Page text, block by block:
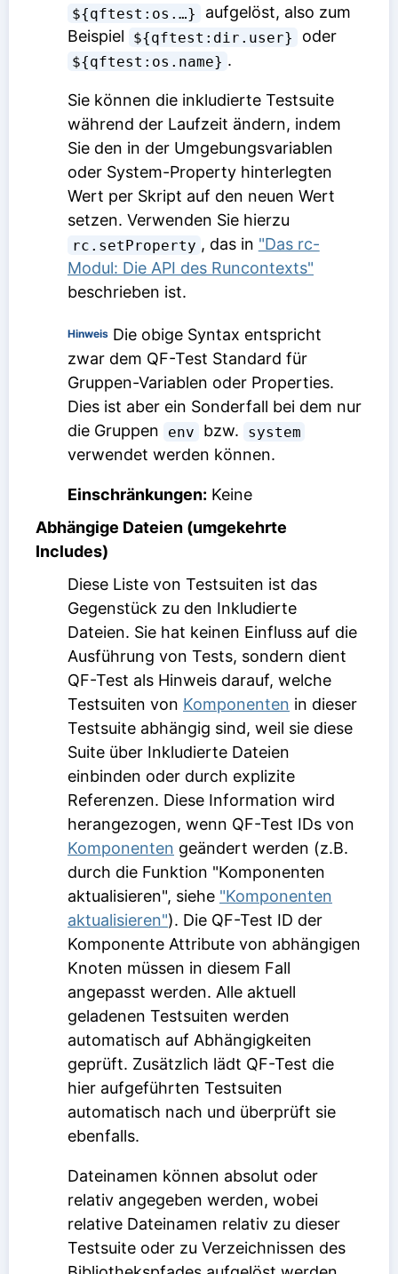
${qftest:os.…}
aufgelöst, also zum
Beispiel
${qftest:dir.user} oder
${qftest:os.name} .
Sie können die inkludierte Testsuite
während der Laufzeit ändern, indem
Sie den in der Umgebungsvariablen
oder System-Property hinterlegten
Wert per Skript auf den neuen Wert
setzen. Verwenden Sie hierzu
rc.setProperty , das in "Das rc-
Modul: Die API des Runcontexts"
beschrieben ist.
Hinweis Die obige Syntax entspricht
zwar dem QF-Test Standard für
Gruppen-Variablen oder Properties.
Dies ist aber ein Sonderfall bei dem nur
die Gruppen
env bzw. system
verwendet werden können.
Einschränkungen: Keine
Abhängige Dateien (umgekehrte
Includes)
Diese Liste von Testsuiten ist das
Gegenstück zu den Inkludierte
Dateien. Sie hat keinen Einfluss auf die
Ausführung von Tests, sondern dient
QF-Test als Hinweis darauf, welche
Testsuiten von Komponenten in dieser
Testsuite abhängig sind, weil sie diese
Suite über Inkludierte Dateien
einbinden oder durch explizite
Referenzen. Diese Information wird
herangezogen, wenn QF-Test IDs von
Komponenten geändert werden (z.B.
durch die Funktion "Komponenten
aktualisieren", siehe "Komponenten
aktualisieren"). Die QF-Test ID der
Komponente Attribute von abhängigen
Knoten müssen in diesem Fall
angepasst werden. Alle aktuell
geladenen Testsuiten werden
automatisch auf Abhängigkeiten
geprüft. Zusätzlich lädt QF-Test die
hier aufgeführten Testsuiten
automatisch nach und überprüft sie
ebenfalls.
Dateinamen können absolut oder
relativ angegeben werden, wobei
relative Dateinamen relativ zu dieser
Testsuite oder zu Verzeichnissen des